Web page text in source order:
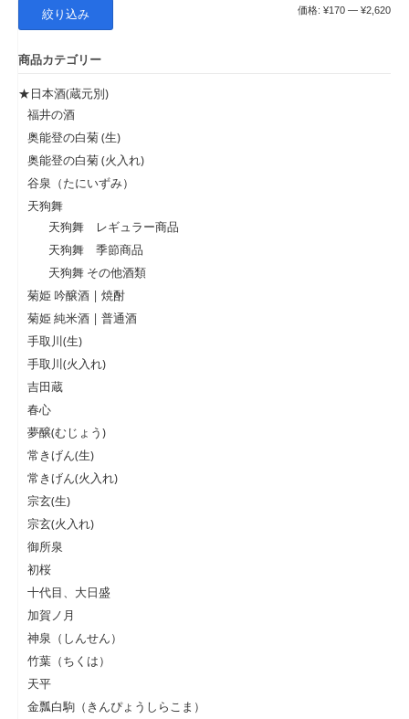
最
最
絞り込み 価格: ¥170 — ¥2,620
商品カテゴリー
★日本酒(蔵元別)
福井の酒
奥能登の白菊 (生)
奥能登の白菊 (火入れ)
谷泉（たにいずみ）
天狗舞
天狗舞 レギュラー商品
天狗舞 季節商品
天狗舞 その他酒類
菊姫 吟醸酒 | 焼酎
菊姫 純米酒 | 普通酒
手取川(生)
手取川(火入れ)
吉田蔵
春心
夢醸(むじょう)
常きげん(生)
常きげん(火入れ)
宗玄(生)
宗玄(火入れ)
御所泉
初桜
十代目、大日盛
加賀ノ月
神泉（しんせん）
竹葉（ちくは）
天平
金瓢白駒（きんぴょうしらこま）